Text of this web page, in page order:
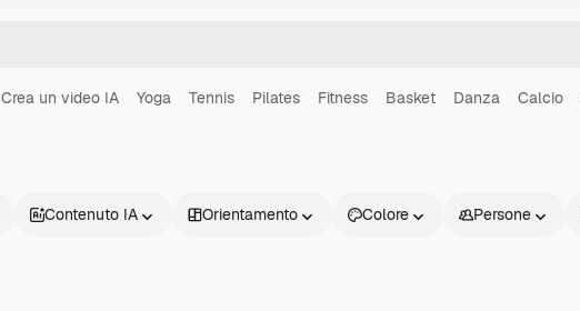
Crea un video IA Yoga Tennis Pilates Fitness Basket Danza Calcio
Contenuto IA Orientamento Colore Persone